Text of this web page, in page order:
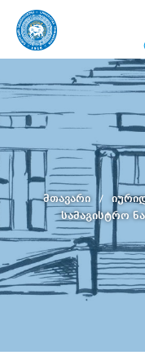
მთავარი
სამაგისტრო